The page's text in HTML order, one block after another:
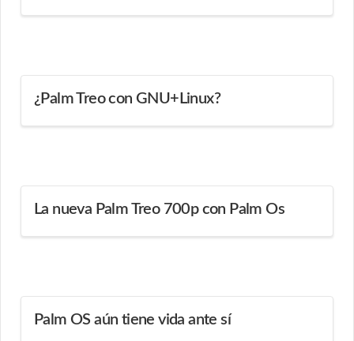
¿Palm Treo con GNU+Linux?
La nueva Palm Treo 700p con Palm Os
Palm OS aún tiene vida ante sí